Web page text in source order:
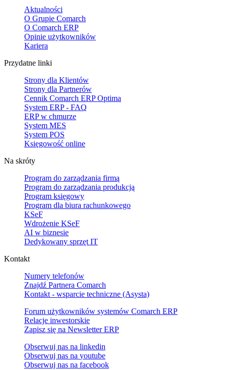
Aktualności
O Grupie Comarch
O Comarch ERP
Opinie użytkowników
Kariera
Przydatne linki
Strony dla Klientów
Strony dla Partnerów
Cennik Comarch ERP Optima
System ERP - FAQ
ERP w chmurze
System MES
System POS
Księgowość online
Na skróty
Program do zarządzania firmą
Program do zarządzania produkcją
Program księgowy
Program dla biura rachunkowego
KSeF
Wdrożenie KSeF
AI w biznesie
Dedykowany sprzęt IT
Kontakt
Numery telefonów
Znajdź Partnera Comarch
Kontakt - wsparcie techniczne (Asysta)
Forum użytkowników systemów Comarch ERP
Relacje inwestorskie
Zapisz się na Newsletter ERP
Obserwuj nas na linkedin
Obserwuj nas na youtube
Obserwuj nas na facebook